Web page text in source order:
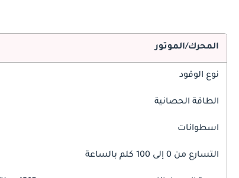
المحرك/الموتور
نوع الوقود
الطاقة الحصانية
اسطوانات
التسارع من 0 إلى 100 كلم بالساعة